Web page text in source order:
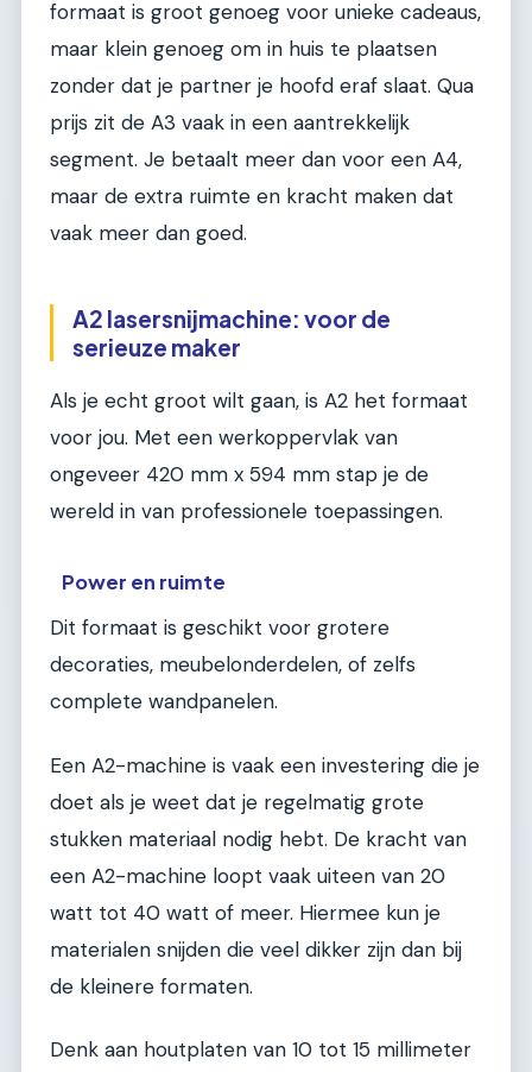
formaat is groot genoeg voor unieke cadeaus,
maar klein genoeg om in huis te plaatsen
zonder dat je partner je hoofd eraf slaat. Qua
prijs zit de A3 vaak in een aantrekkelijk
segment. Je betaalt meer dan voor een A4,
maar de extra ruimte en kracht maken dat
vaak meer dan goed.
A2 lasersnijmachine: voor de
serieuze maker
Als je echt groot wilt gaan, is A2 het formaat
voor jou. Met een werkoppervlak van
ongeveer 420 mm x 594 mm stap je de
wereld in van professionele toepassingen.
Power en ruimte
Dit formaat is geschikt voor grotere
decoraties, meubelonderdelen, of zelfs
complete wandpanelen.
Een A2-machine is vaak een investering die je
doet als je weet dat je regelmatig grote
stukken materiaal nodig hebt. De kracht van
een A2-machine loopt vaak uiteen van 20
watt tot 40 watt of meer. Hiermee kun je
materialen snijden die veel dikker zijn dan bij
de kleinere formaten.
Denk aan houtplaten van 10 tot 15 millimeter